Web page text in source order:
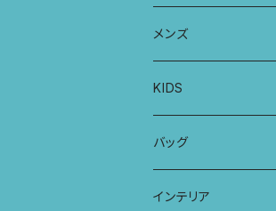
バブーチャ
ビルヘンワンピース
半袖ワンピース
ヨガトップ
カシュクールブラ
ショーツ
プレーンショーツ
ボンバチャショーツ
リボンシュシュ
シュシュ
ヘアターバン
三つ編み紐
メンズ
メンズボクサー
パンツ
トップス
KIDS
KIDS 羽根つきTシャツ
KIDS Tシャツ
バッグ
PCケース
インテリア